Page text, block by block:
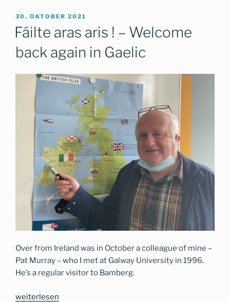
VERÖFFENTLICHT
AM
30. OKTOBER 2021
Fáilte aras aris ! – Welcome
back again in Gaelic
Over from Ireland was in October a colleague of mine –
Pat Murray – who I met at Galway University in 1996.
He’s a regular visitor to Bamberg.
„Fáilte
weiterlesen